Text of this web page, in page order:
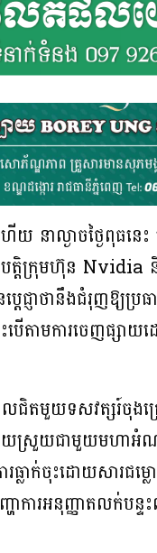
នាល្ងាចថ្ងៃពុធនេ
តិក្រុមហ៊ុន Nvidia
ជ្ញាថានឹងជំរុញឱ្យប្
តាមការចេញផ្សាយដ
េលជិតមួយទសវត្សរ៍ចុ
ផុយស្រួយជាមួយមហាអំ
លាក់ចុះដោយសារជម្ល
ការអនុញ្ញាតលក់បន្